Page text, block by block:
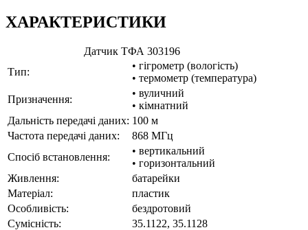
ХАРАКТЕРИСТИКИ
Датчик ТФА 303196
Тип:
• гігрометр (вологість)
• термометр (температура)
Призначення:
• вуличний
• кімнатний
Дальність передачі даних: 100 м
Частота передачі даних:
868 МГц
Спосіб встановлення:
• вертикальний
• горизонтальний
Живлення:
батарейки
Матеріал:
пластик
Особливість:
бездротовий
Cумісність:
35.1122, 35.1128